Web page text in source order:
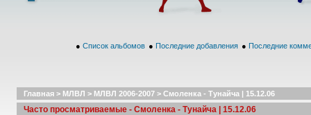
● Список альбомов ● Последние добавления ● Последние
Главная > МЛВЛ > МЛВЛ 2006-2007 > Смоленка - Тунайча | 15.12.06
Часто просматриваемые - Смоленка - Тунайча | 15.12.06